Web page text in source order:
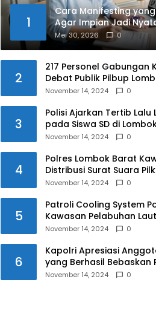
1
Cara Manifesting
Agar Impian Jadi
Mei 30, 2026 0
2
217 Personel Gabungan
Debat Publik Pilbup
2024
November 14, 2024 0
3
Polisi Ajarkan Tertib Lalu
pada Siswa SD di
Apa Saja Materinya?
November 14, 2024 0
4
Polres Lombok Barat
Distribusi Surat Suara
2024
November 14, 2024 0
5
Patroli Cooling System
Kawasan Pelabuhan
Ciptakan Pilkada
November 14, 2024 0
6
Kapolri Apresiasi
yang Berhasil Bebaskan
Air Korban Penyanderaan
November 14, 2024 0